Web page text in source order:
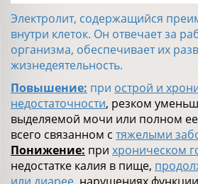
Электролит, содержащийся
внутри клеток. Он отвечает за
организма, обеспечивает их
жизнедеятельность.
Повышение: при острой и
недостаточности, резком
выделяемой мочи или полном ее
всего связанном с тяжелыми
Понижение: при хроническом
недостатке калия в пище,